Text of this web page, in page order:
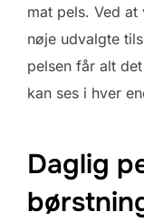
mat pels. Ved
nøje udvalgte
pelsen får alt
kan ses i hver
Daglig